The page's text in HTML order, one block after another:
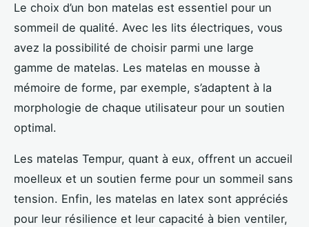
Le choix d’un bon matelas est essentiel pour un
sommeil de qualité. Avec les lits électriques, vous
avez la possibilité de choisir parmi une large
gamme de matelas. Les matelas en mousse à
mémoire de forme, par exemple, s’adaptent à la
morphologie de chaque utilisateur pour un soutien
optimal.
Les matelas Tempur, quant à eux, offrent un accueil
moelleux et un soutien ferme pour un sommeil sans
tension. Enfin, les matelas en latex sont appréciés
pour leur résilience et leur capacité à bien ventiler,